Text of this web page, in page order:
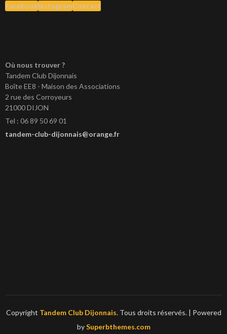
FacebookInstagramContact
Où nous trouver ?
Tandem Club Dijonnais
Boîte EE8 - Maison des Associations
2 rue des Corroyeurs
21000 DIJON
Tel : 06 89 50 69 01
tandem-club-dijonnais@orange.fr
Copyright Tandem Club Dijonnais. Tous droits réservés. | Powered
bySuperbthemes.com